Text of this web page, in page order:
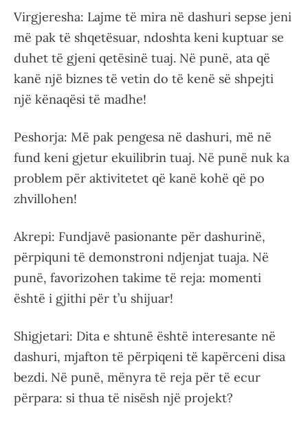
Virgjeresha: Lajme të mira në dashuri sepse jeni
më pak të shqetësuar, ndoshta keni kuptuar se
duhet të gjeni qetësinë tuaj. Në punë, ata që
kanë një biznes të vetin do të kenë së shpejti
një kënaqësi të madhe!
Peshorja: Më pak pengesa në dashuri, më në
fund keni gjetur ekuilibrin tuaj. Në punë nuk ka
problem për aktivitetet që kanë kohë që po
zhvillohen!
Akrepi: Fundjavë pasionante për dashurinë,
përpiquni të demonstroni ndjenjat tuaja. Në
punë, favorizohen takime të reja: momenti
është i gjithi për t’u shijuar!
Shigjetari: Dita e shtunë është interesante në
dashuri, mjafton të përpiqeni të kapërceni disa
bezdi. Në punë, mënyra të reja për të ecur
përpara: si thua të nisësh një projekt?